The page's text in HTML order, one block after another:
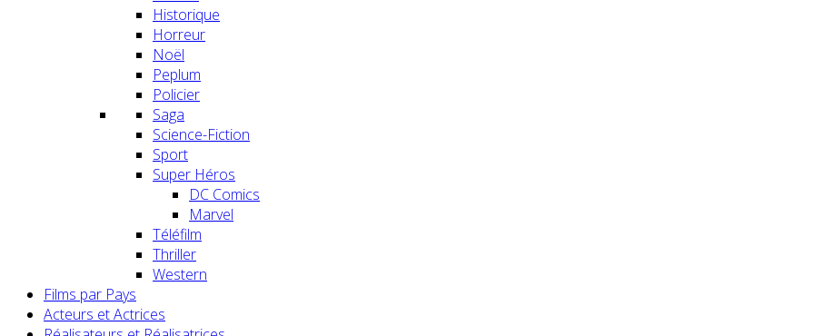
Historique
Horreur
Noël
Peplum
Policier
Saga
Science-Fiction
Sport
Super Héros
DC Comics
Marvel
Téléfilm
Thriller
Western
Films par Pays
Acteurs et Actrices